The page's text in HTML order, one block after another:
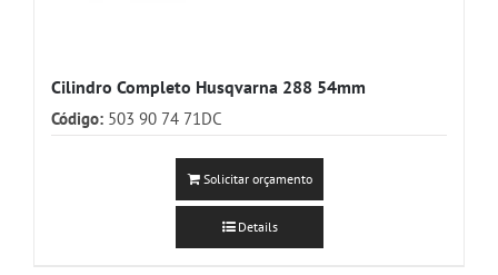
Cilindro Completo Husqvarna 288 54mm
Código: 503 90 74 71DC
Solicitar orçamento
Details